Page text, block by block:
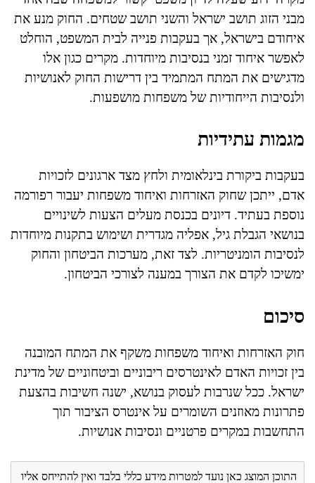
מבני הזוג תושב ישראל והשני תושב שטחים. החוק מנע את
איחודם בישראל, אך בעקבות פנייה לבית המשפט, הוחלט
לאפשר איחוד זמני בנסיבות מיוחדות. מקרים כגון אלו
מדגישים את המתח המתמיד בין דרישות החוק לאנושיות
ולנסיבות הייחודיות של משפחות מושפעות.
מגמות עתידיות
בעקבות ביקורת בינלאומית ולחץ מצד ארגונים לזכויות
אדם, ייתכן שחוק האזרחות ואיחוד משפחות יעבור רפורמה
נוספת בעתיד. דיונים בכנסת מעלים הצעות לשינויים
בנושאי הגבלת גיל, אפליה מגדרית ושימוש בתקנות מיוחדות
לנסיבות הומניטריות. לצד זאת, מערכות הביטחון והחוק
ימשיכו לקדם את הצורך במענה לצורכי הביטחון.
סיכום
חוק האזרחות ואיחוד משפחות משקף את המתח המובנה
בין זכויות האדם לאינטרסים ריבוניים וביטחוניים של מדינת
ישראל. ככל שנרבות לעסוק בנושא, ישנה חשיבות בהצעת
פתרונות מאוזנים השומרים על אינטרס הציבור תוך
התחשבות במקרים פרטניים ונסיבות אנושיות.
התוכן המוצג כאן נועד למטרות מידע כללי בלבד ואין להתייחס אליו